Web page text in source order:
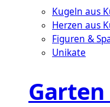
Kugeln aus
Herzen aus
Figuren &
Unikate